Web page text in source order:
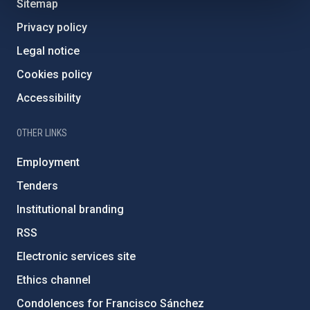
Sitemap
Privacy policy
Legal notice
Cookies policy
Accessibility
OTHER LINKS
Employment
Tenders
Institutional branding
RSS
Electronic services site
Ethics channel
Condolences for Francisco Sánchez